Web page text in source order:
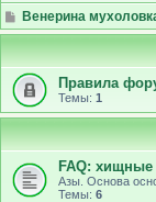
Венерина
Правила
Темы: 1
FAQ: хищные
Азы. Основа
Темы: 6